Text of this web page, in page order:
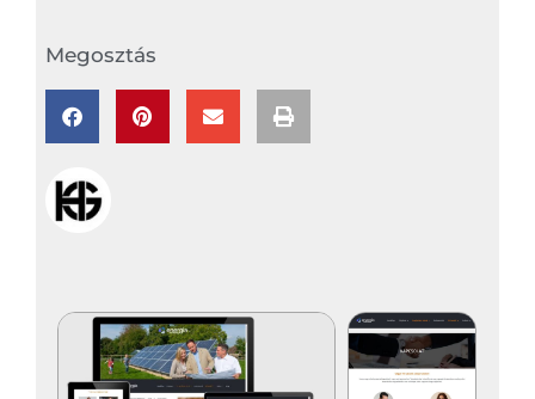
Megosztás